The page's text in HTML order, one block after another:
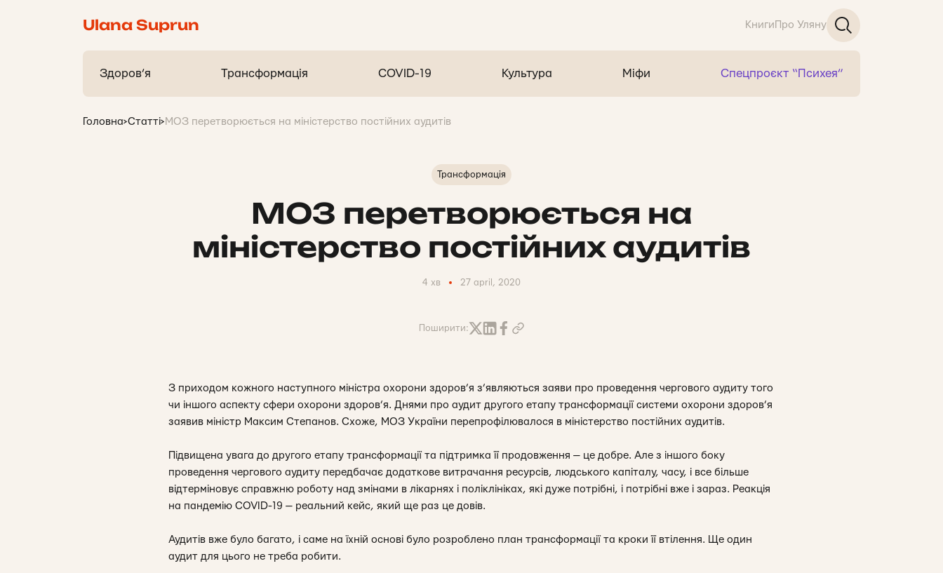
Ulana Suprun Книги Про Уляну
Здоров’я Трансформація COVID-19 Культура Міфи Спецпроєкт “Психея”
Головна>Статті> МОЗ перетворюється на міністерство постійних аудитів
Трансформація
МОЗ перетворюється на
міністерство постійних аудитів
4 хв 27 april, 2020
Поширити:
З приходом кожного наступного міністра охорони здоров’я з’являються заяви про проведення чергового аудиту того
чи іншого аспекту сфери охорони здоров’я. Днями про аудит другого етапу трансформації системи охорони здоров’я
заявив міністр Максим Степанов. Схоже, МОЗ України перепрофілювалося в міністерство постійних аудитів.
Підвищена увага до другого етапу трансформації та підтримка її продовження — це добре. Але з іншого боку
проведення чергового аудиту передбачає додаткове витрачання ресурсів, людського капіталу, часу, і все більше
відтерміновує справжню роботу над змінами в лікарнях і поліклініках, які дуже потрібні, і потрібні вже і зараз. Реакція
на пандемію COVID-19 — реальний кейс, який ще раз це довів.
Аудитів вже було багато, і саме на їхній основі було розроблено план трансформації та кроки її втілення. Ще один
аудит для цього не треба робити.